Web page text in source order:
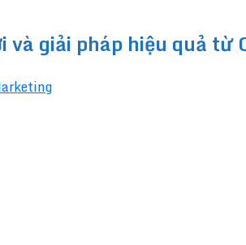
giải pháp hiệu quả từ